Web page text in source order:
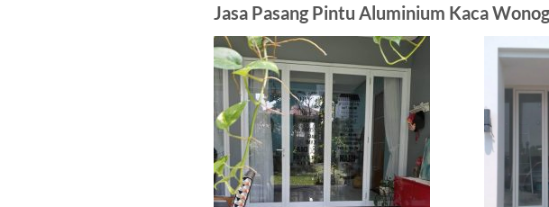
Jasa Pasang Pintu Aluminium Kaca